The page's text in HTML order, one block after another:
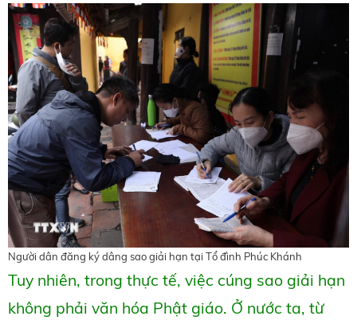
Người dân đăng ký dâng sao giải hạn tại Tổ đình Phúc Khánh
Tuy nhiên, trong thực tế, việc cúng sao giải hạn
không phải văn hóa Phật giáo. Ở nước ta, từ